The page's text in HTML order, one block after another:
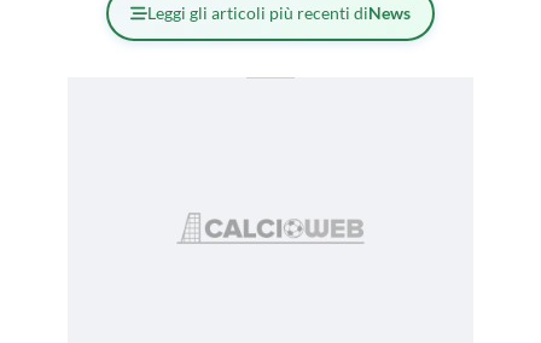
Leggi gli articoli più recenti diNews